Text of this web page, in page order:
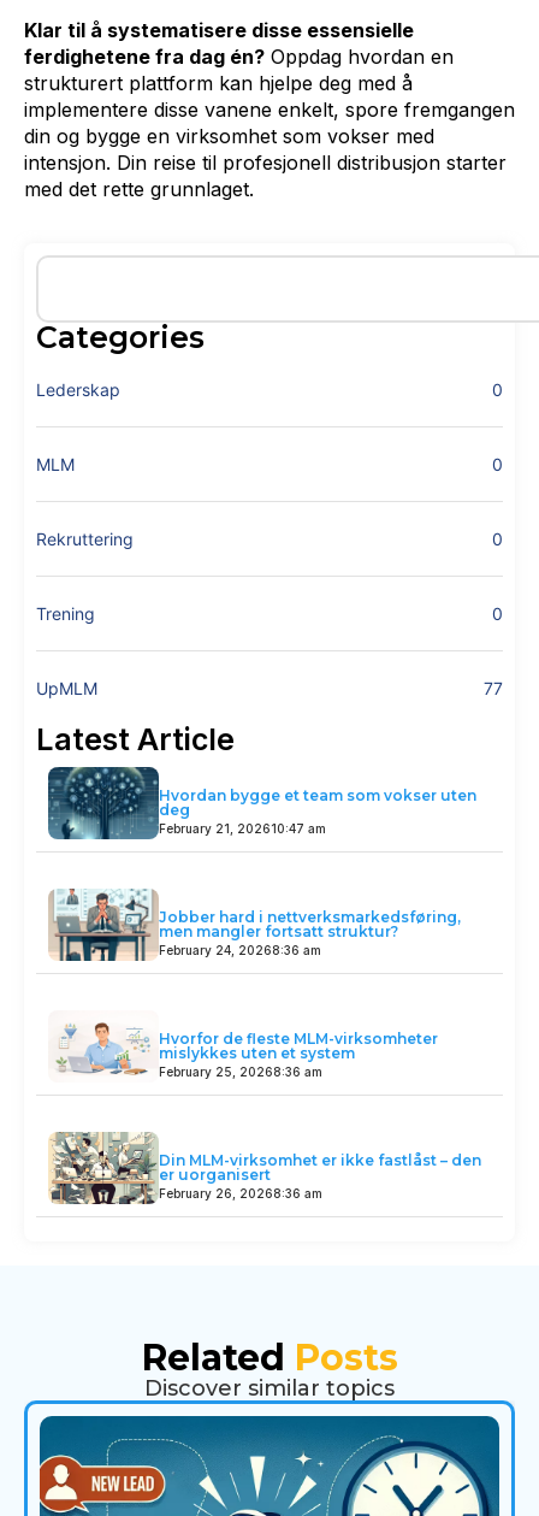
Categories
Lederskap 0
MLM 0
Rekruttering 0
Trening 0
UpMLM 77
Latest Article
February 21, 202610:47 am
Hvordan bygge et team som vokser uten
deg
February 24, 20268:36 am
Jobber hard i nettverksmarkedsføring,
men mangler fortsatt struktur?
February 25, 20268:36 am
Hvorfor de fleste MLM-virksomheter
mislykkes uten et system
February 26, 20268:36 am
Din MLM-virksomhet er ikke fastlåst – den
er uorganisert
Klar til å systematisere disse essensielle
ferdighetene fra dag én? Oppdag hvordan en
strukturert plattform kan hjelpe deg med å
implementere disse vanene enkelt, spore fremgangen
din og bygge en virksomhet som vokser med
intensjon. Din reise til profesjonell distribusjon starter
med det rette grunnlaget.
Related Posts
Discover similar topics